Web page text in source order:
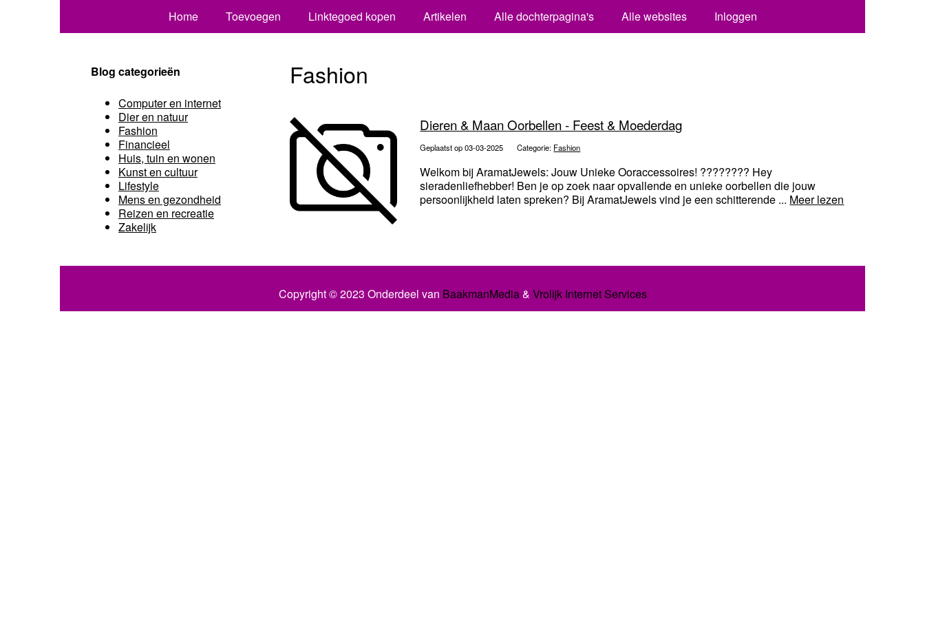
Home Toevoegen Linktegoed kopen Artikelen Alle dochterpagina's Alle websites Inloggen
Fashion
Dieren & Maan Oorbellen - Feest & Moederdag
Geplaatst op 03-03-2025 Categorie: Fashion
Welkom bij AramatJewels: Jouw Unieke Ooraccessoires! ???????? Hey
sieradenliefhebber! Ben je op zoek naar opvallende en unieke oorbellen die jouw
persoonlijkheid laten spreken? Bij AramatJewels vind je een schitterende ... Meer lezen
Blog categorieën
Computer en internet
Dier en natuur
Fashion
Financieel
Huis, tuin en wonen
Kunst en cultuur
Lifestyle
Mens en gezondheid
Reizen en recreatie
Zakelijk
Copyright © 2023 Onderdeel van BaakmanMedia& Vrolijk Internet Services